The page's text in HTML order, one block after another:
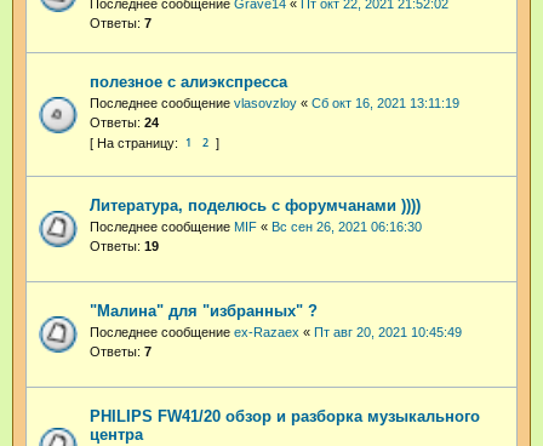
Последнее сообщение Grave14 «
Пт окт 22, 2021 21:52:02
Ответы: 7
полезное с алиэкспресса
Последнее сообщение vlasovzloy « Сб окт 16, 2021 13:11:19
Ответы: 24
1 2
Литература, поделюсь с форумчанами ))))
Последнее сообщение MIF « Вс сен 26, 2021 06:16:30
Ответы: 19
"Малина" для "избранных" ?
Последнее сообщение ex-Razaex « Пт авг 20, 2021 10:45:49
Ответы: 7
PHILIPS FW41/20 обзор и разборка музыкального
центра